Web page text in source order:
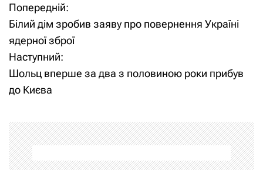
Н
а
в
і
а
ц
Попередній:
Білий дім зробив заяву про повернення Україні
ядерної зброї
Наступний:
Шольц вперше за два з половиною роки прибув
до Києва